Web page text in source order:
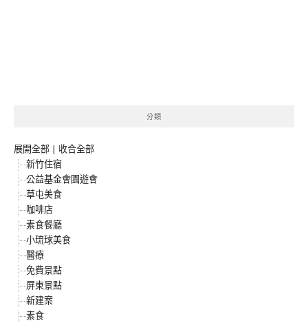
分類
展開全部 | 收合全部
新竹住宿
公益基金會園遊會
草屯美食
咖啡店
素食餐廳
小琉球美食
醫療
免費景點
屏東景點
新建案
素食